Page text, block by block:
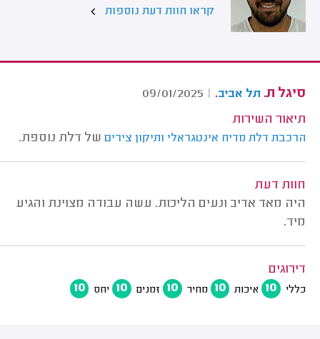
קראו חוות דעת נוספות
סיגל ת. תל אביב.
|
09/01/2025
תיאור השירות
הרכבת דלת מדיח אינטגראלי ותיקון צירים של דלת נוספת.
חוות דעת
היה מאד אדיב ונעים הליכות. עשה עבודה מצוינת והגיע
מיד.
דירוגים
כללי 10 איכות 10 מחיר 10 זמנים 10 יחס 10